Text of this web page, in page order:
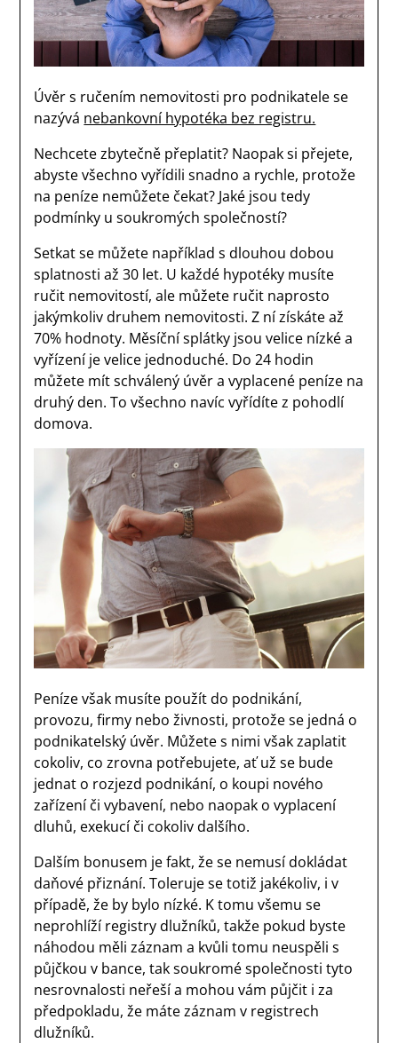
Úvěr s ručením nemovitosti pro podnikatele se
nazývá nebankovní hypotéka bez registru.
Nechcete zbytečně přeplatit? Naopak si přejete,
abyste všechno vyřídili snadno a rychle, protože
na peníze nemůžete čekat? Jaké jsou tedy
podmínky u soukromých společností?
Setkat se můžete například s dlouhou dobou
splatnosti až 30 let. U každé hypotéky musíte
ručit nemovitostí, ale můžete ručit naprosto
jakýmkoliv druhem nemovitosti. Z ní získáte až
70% hodnoty. Měsíční splátky jsou velice nízké a
vyřízení je velice jednoduché. Do 24 hodin
můžete mít schválený úvěr a vyplacené peníze na
druhý den. To všechno navíc vyřídíte z pohodlí
domova.
Peníze však musíte použít do podnikání,
provozu, firmy nebo živnosti, protože se jedná o
podnikatelský úvěr. Můžete s nimi však zaplatit
cokoliv, co zrovna potřebujete, ať už se bude
jednat o rozjezd podnikání, o koupi nového
zařízení či vybavení, nebo naopak o vyplacení
dluhů, exekucí či cokoliv dalšího.
Dalším bonusem je fakt, že se nemusí dokládat
daňové přiznání. Toleruje se totiž jakékoliv, i v
případě, že by bylo nízké. K tomu všemu se
neprohlíží registry dlužníků, takže pokud byste
náhodou měli záznam a kvůli tomu neuspěli s
půjčkou v bance, tak soukromé společnosti tyto
nesrovnalosti neřeší a mohou vám půjčit i za
předpokladu, že máte záznam v registrech
dlužníků.